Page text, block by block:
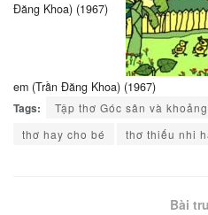
Đăng Khoa) (1967)
em (Trần Đăng Khoa) (1967)
Tags:
Tập thơ Góc sân và
thơ hay cho bé
thơ thiếu nhi
Bài